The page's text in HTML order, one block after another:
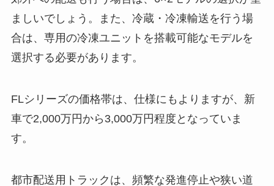
ましいでしょう。また、冷蔵・冷凍輸送を行う場
合は、専用の冷凍ユニットを搭載可能なモデルを
選択する必要があります。
FLシリーズの価格帯は、仕様にもよりますが、新
車で2,000万円から3,000万円程度となっていま
す。
都市配送用トラックは、頻繁な発進停止や狭い道